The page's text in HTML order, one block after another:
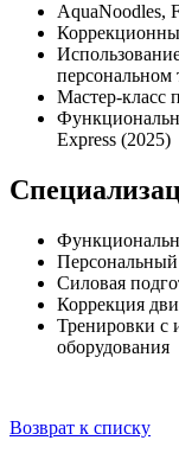
AquaNoodles,
персональном
Мастер-класс
Express (2025)
Силовая
Коррекция
Тренировки с
оборудования
Возврат к списку